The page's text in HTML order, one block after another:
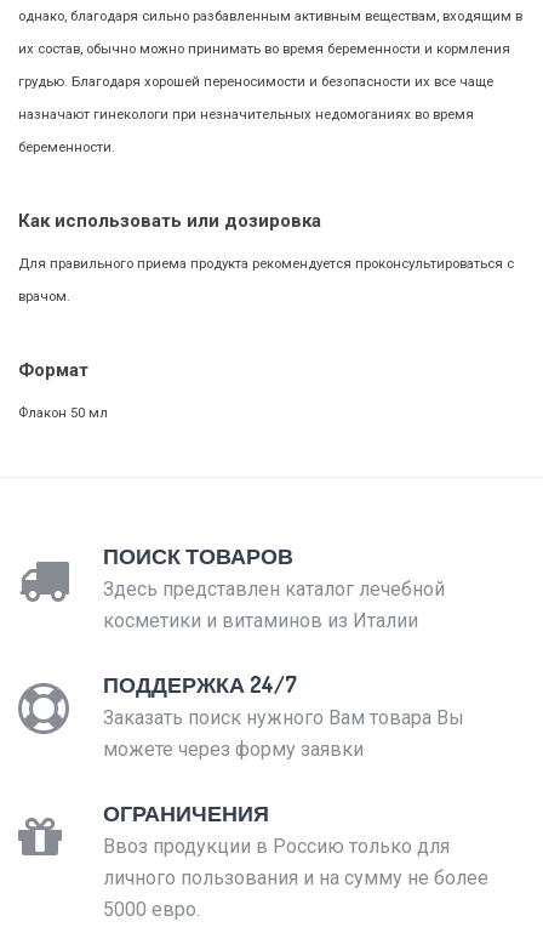
однако, благодаря сильно разбавленным активным веществам, входящим в
их состав, обычно можно принимать во время беременности и кормления
грудью. Благодаря хорошей переносимости и безопасности их все чаще
назначают гинекологи при незначительных недомоганиях во время
беременности.
Как использовать или дозировка
Для правильного приема продукта рекомендуется проконсультироваться с
врачом.
Формат
Флакон 50 мл
ПОИСК ТОВАРОВ
Здесь представлен каталог лечебной
косметики и витаминов из Италии
ПОДДЕРЖКА 24/7
Заказать поиск нужного Вам товара Вы
можете через форму заявки
ОГРАНИЧЕНИЯ
Ввоз продукции в Россию только для
личного пользования и на сумму не более
5000 евро.